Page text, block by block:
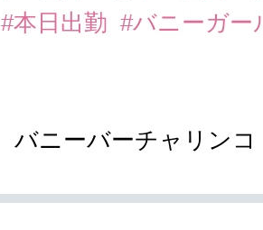
#本日出勤 #バニーガ
バニーバーチャリンコ